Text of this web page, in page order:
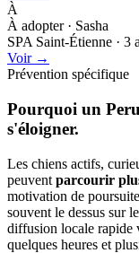
À
À adopter · Sasha
SPA Saint-Étienne · 3
Voir →
Prévention spécifique
Pourquoi un
s'éloigner.
Les chiens actifs,
peuvent parcourir
motivation de
souvent le dessus sur
diffusion locale rapide
quelques heures et